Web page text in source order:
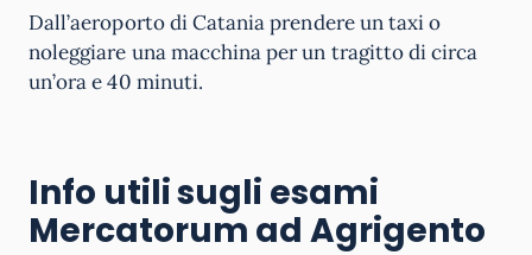
Dall’aeroporto di Catania prendere un taxi o
noleggiare una macchina per un tragitto di circa
un’ora e 40 minuti.
Info utili sugli esami
Mercatorum ad Agrigento